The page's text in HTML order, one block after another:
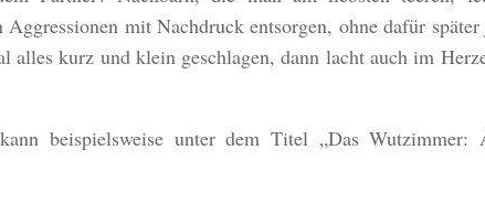
mit Nachdruck entsorgen, ohne dafür
alles kurz und klein geschlagen, dann lacht auch im
beispielsweise unter dem Titel „Das Wutzimmer: